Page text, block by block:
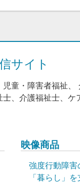
サイト
童・障害者福祉
、介護福祉士、
映像商品
強度行動障
「暮らし」